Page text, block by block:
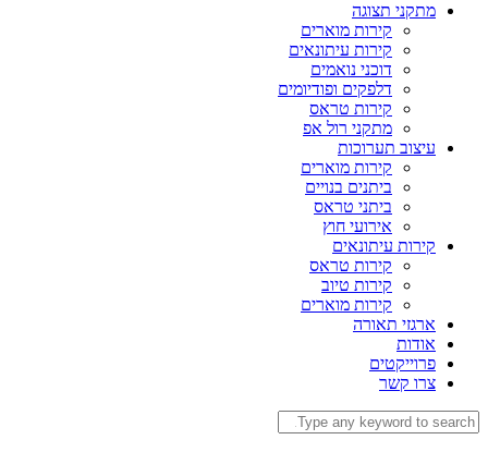
מתקני תצוגה
קירות מוארים
קירות עיתונאים
דוכני נואמים
דלפקים ופודיומים
קירות טראס
מתקני רול אפ
עיצוב תערוכות
קירות מוארים
ביתנים בנויים
ביתני טראס
אירועי חוץ
קירות עיתונאים
קירות טראס
קירות טיוב
קירות מוארים
ארגזי תאורה
אודות
פרוייקטים
צרו קשר